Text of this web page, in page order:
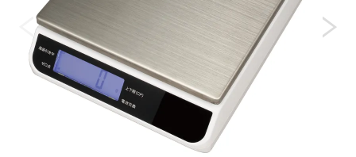
温度計・湿度計
タイマー